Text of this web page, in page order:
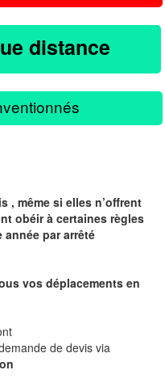
distance
, même si elles n’offrent
obéir à certaines règles
par arrêté
vos déplacements en
de devis via